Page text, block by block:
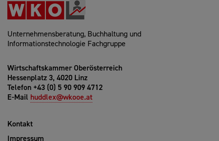
Unternehmensberatung, Buchhaltung und
Informationstechnologie Fachgruppe
Wirtschaftskammer Oberösterreich
Hessenplatz 3, 4020 Linz
Telefon +43 (0) 5 90 909 4712
E-Mail huddlex@wkooe.at
Kontakt
Impressum